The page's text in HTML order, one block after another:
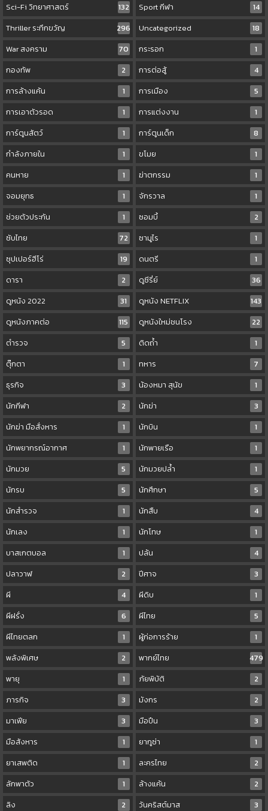
Sci-Fi วิทยาศาสตร์
132 Sport กีฬา
14
Thriller ระทึกขวัญ
296 Uncategorized
18
War สงคราม
70 กระรอก
1
กองทัพ
2 การต่อสู้
4
การล้างแค้น
1 การเมือง
5
การเอาตัวรอด
1 การแต่งงาน
1
การ์ตูนสัตว์
1 การ์ตูนเด็ก
8
กำลังภายใน
1 ขโมย
1
คนหาย
1 ฆ่าตกรรม
1
จอมยุทธ
1 จักรวาล
1
ช่วยตัวประกัน
1 ซอมบี้
2
ซับไทย
72 ซามูไร
1
ซุปเปอร์ฮีโร่
19 ดนตรี
1
ดารา
2 ดูซีรี่ย์
36
ดูหนัง 2022
31 ดูหนัง NETFLIX
143
ดูหนังภาคต่อ
115 ดูหนังใหม่ชนโรง
22
ตำรวจ
5 ติดถ้ำ
1
ตุ๊กตา
1 ทหาร
7
ธุรกิจ
3 น้องหมา สุนัข
1
นักกีฬา
2 นักฆ่า
3
นักฆ่า มือสั่งหาร
1 นักบิน
1
นักพยากรณ์อากาศ
1 นักพายเรือ
1
นักมวย
5 นักมวยปล้ำ
1
นักรบ
5 นักศึกษา
5
นักสำรวจ
1 นักสืบ
4
นักเลง
1 นักโทษ
1
บาสเกตบอล
1 ปล้น
4
ปลาวาฬ
2 ปีศาจ
3
ผี
4 ผีดิบ
1
ผีฝรั่ง
6 ผีไทย
5
ผีไทยตลก
1 ผู้ก่อการร้าย
1
พลังพิเศษ
2 พากย์ไทย
479
พายุ
1 ภัยพิบัติ
2
ภารกิจ
3 มังกร
2
มาเฟีย
3 มือปืน
3
มือสังหาร
1 ยากูซ่า
1
ยาเสพติด
1 ละครไทย
2
ลักพาตัว
1 ล้างแค้น
2
ลิง
2 วันคริสต์มาส
3